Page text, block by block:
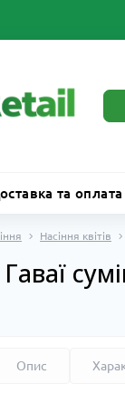
та оплата
Насіння квітів
Опис